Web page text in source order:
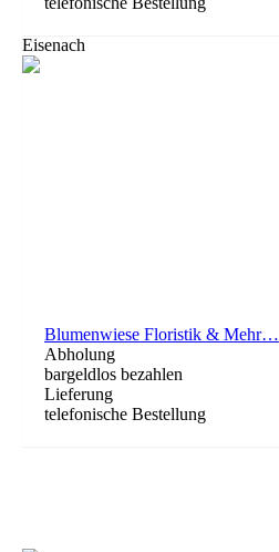
Eisenach
Blumenwiese Floristik & Mehr…
Abholung
bargeldlos bezahlen
Lieferung
telefonische Bestellung